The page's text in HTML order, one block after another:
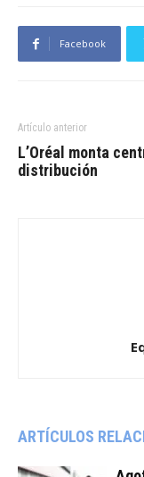
Facebook
Artículo anterior
L’Oréal monta
distribución
ARTÍCULOS